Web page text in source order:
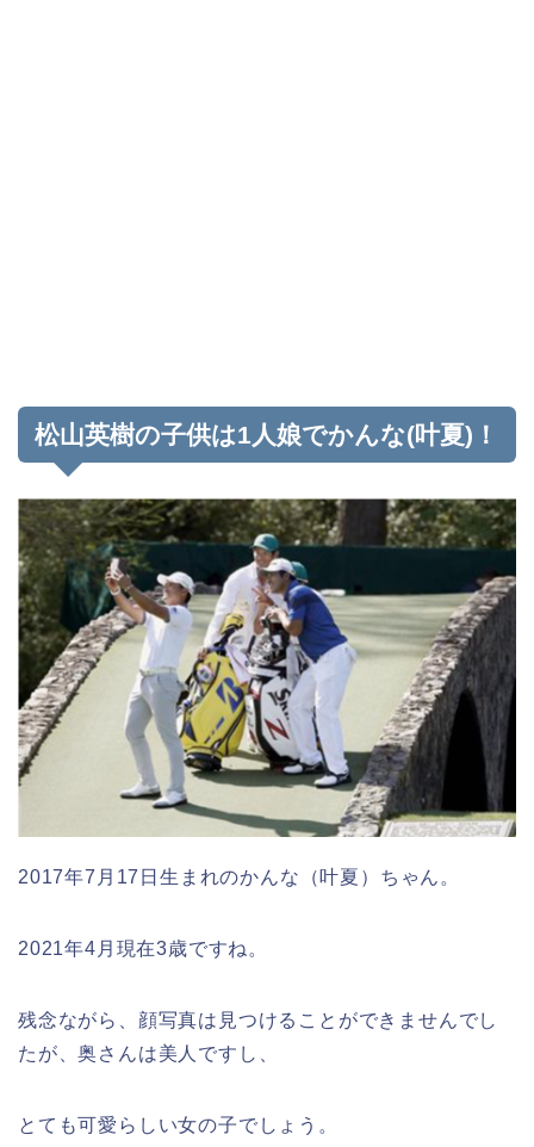
松山英樹の子供は1人娘でかんな(叶夏)！
2017年7月17日生まれのかんな（叶夏）ちゃん。
2021年4月現在3歳ですね。
残念ながら、顔写真は見つけることができませんでし
たが、奥さんは美人ですし、
とても可愛らしい女の子でしょう。